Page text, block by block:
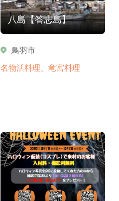
八島【答志島】
鳥羽市
名物活料理、竜宮料理